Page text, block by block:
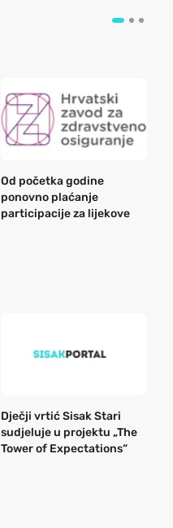
Od početka godine
ponovno plaćanje
participacije za lijekove
Dječji vrtić Sisak Stari
sudjeluje u projektu „The
Tower of Expectations“